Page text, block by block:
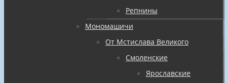
Репнины
Мономашичи
От Мстислава Великого
Смоленские
Ярославские